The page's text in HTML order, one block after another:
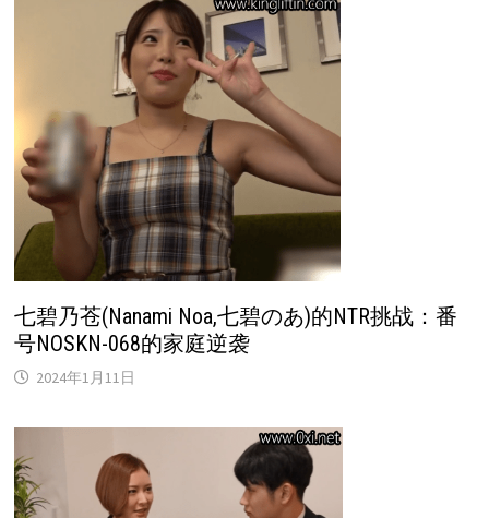
七碧乃苍(Nanami Noa,七碧のあ)的NTR挑战：番
号NOSKN-068的家庭逆袭
2024年1月11日